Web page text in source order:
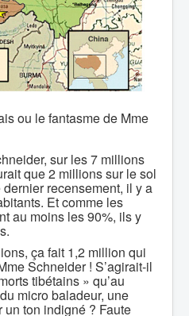
ou le fantasme de Mme
sur les 7 millions
que 2 millions sur le sol
dernier recensement, il y a
Et comme les
au moins les 90%, ils y
ça fait 1,2 million qui
Schneider ! S’agirait-il
tibétains » qu’au
micro baladeur, une
ton indigné ? Faute